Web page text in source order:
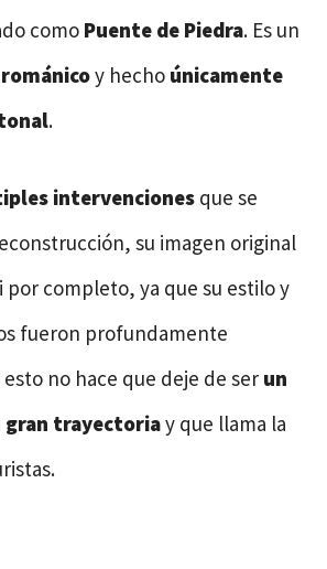
como Puente de Piedra. Es un
y hecho únicamente
.
intervenciones que se
su imagen original
por completo, ya que su estilo y
fueron profundamente
no hace que deje de ser un
gran trayectoriay que llama la